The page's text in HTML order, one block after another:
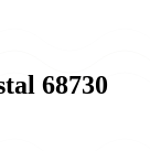
68730